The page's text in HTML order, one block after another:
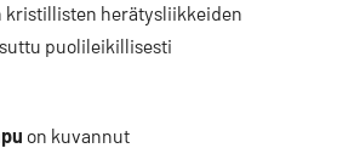
kristillisten herätysliikkeiden
puolileikillisesti
on kuvannut